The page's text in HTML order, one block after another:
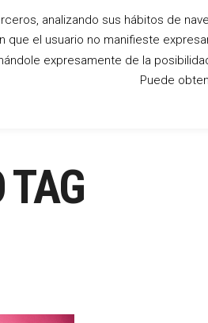
Inicio
TAG
analizando sus hábitos de
que el usuario no manifieste
expresamente de la
Puede